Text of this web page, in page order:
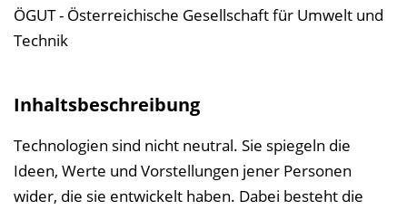
e
n
ÖGUT - Österreichische Gesellschaft für Umwelt und
Technik
Inhaltsbeschreibung
Technologien sind nicht neutral. Sie spiegeln die
Ideen, Werte und Vorstellungen jener Personen
wider, die sie entwickelt haben. Dabei besteht die